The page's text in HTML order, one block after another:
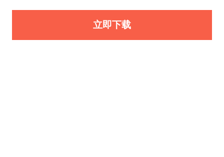
立即下载